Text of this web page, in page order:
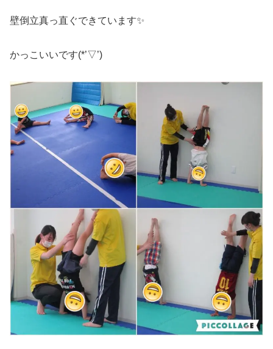
壁倒立真っ直ぐできています✨
かっこいいです(*’▽’)